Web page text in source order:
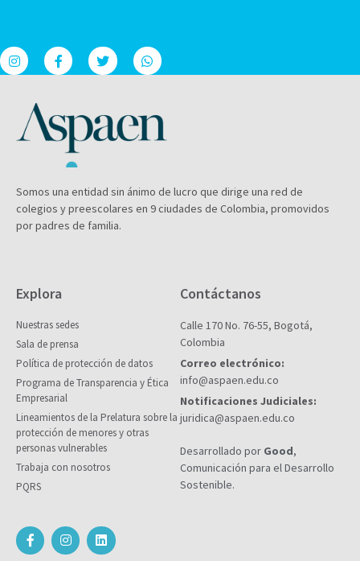
Somos una entidad sin ánimo de lucro que dirige una red de
colegios y preescolares en 9 ciudades de Colombia, promovidos
por padres de familia.
Explora
Nuestras sedes
Sala de prensa
Política de protección de datos
Programa de Transparencia y Ética
Empresarial
Lineamientos de la Prelatura sobre la
protección de menores y otras
personas vulnerables
Trabaja con nosotros
PQRS
Contáctanos
Calle 170 No. 76-55, Bogotá,
Colombia
Correo electrónico:
info@aspaen.edu.co
Notificaciones Judiciales:
juridica@aspaen.edu.co
Desarrollado por Good,
Comunicación para el Desarrollo
Sostenible.